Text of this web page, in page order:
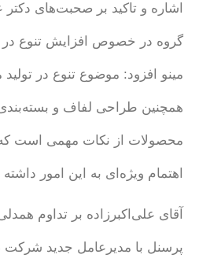
اشاره و تاکید بر صحبت‌های دکتر
گروه در خصوص افزایش تنوع
مینو افزود: موضوع تنوع در
همچنین طراحی لفاف و
محصولات از نکات مهمی است
اهتمام ویژه‌ای به این امور
آقای علی‌اکبرزاده بر تداوم
پرسنل با مدیرعامل جدید شرکت